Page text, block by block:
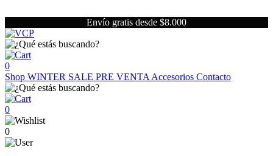
Envío gratis desde $8.000
0
Shop WINTER SALE PRE VENTA Accesorios Contacto
0
0